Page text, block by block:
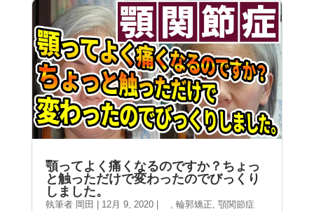
顎ってよく痛くなるのですか？ちょっ
と触っただけで変わったのでびっくり
しました。
執筆者 岡田 12月 9, 2020| , 輪郭矯正, 顎関節症